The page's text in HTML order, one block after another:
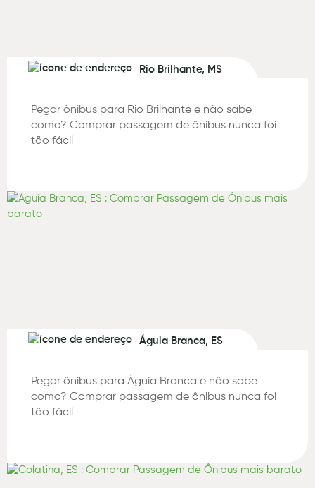
Rio Brilhante, MS
Pegar ônibus para Rio Brilhante e não sabe
como? Comprar passagem de ônibus nunca foi
tão fácil
Águia Branca, ES
Pegar ônibus para Águia Branca e não sabe
como? Comprar passagem de ônibus nunca foi
tão fácil